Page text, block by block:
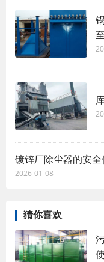
镀锌厂除尘器的安
2026-01-08
猜你喜欢